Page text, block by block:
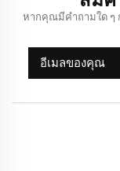
หากคุณมีคำถามใด ๆ